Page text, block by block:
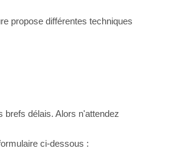
propose différentes techniques
brefs délais. Alors n'attendez
ci-dessous :